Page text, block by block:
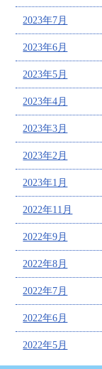
2023年7月
2023年6月
2023年5月
2023年4月
2023年3月
2023年2月
2023年1月
2022年11月
2022年9月
2022年8月
2022年7月
2022年6月
2022年5月